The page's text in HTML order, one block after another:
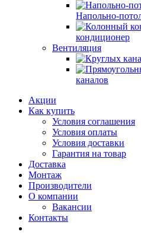
Напольно-
кондиционер
Вентиляция
каналов
Акции
Как купить
Условия соглашения
Условия оплаты
Условия доставки
Гарантия на товар
Доставка
Монтаж
Производители
О компании
Вакансии
Контакты